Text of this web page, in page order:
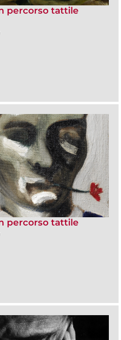
percorso tattile
percorso tattile